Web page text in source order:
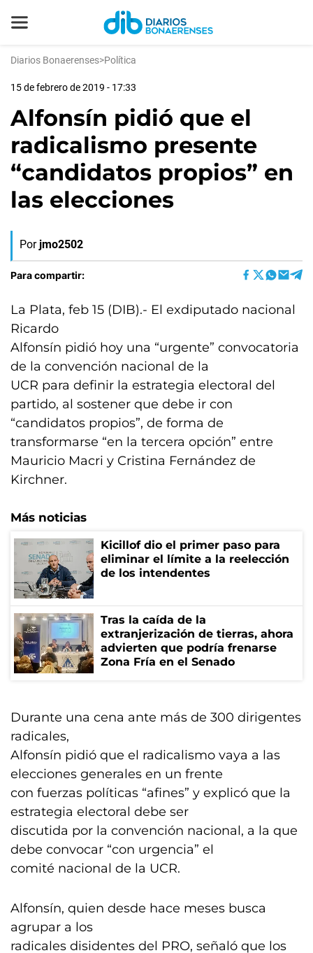
Diarios Bonaerenses>Política
15 de febrero de 2019 - 17:33
Alfonsín pidió que el
radicalismo presente
“candidatos propios” en
las elecciones
Por jmo2502
Para compartir:
La Plata, feb 15 (DIB).- El exdiputado nacional
Ricardo
Alfonsín pidió hoy una “urgente” convocatoria
de la convención nacional de la
UCR para definir la estrategia electoral del
partido, al sostener que debe ir con
“candidatos propios”, de forma de
transformarse “en la tercera opción” entre
Mauricio Macri y Cristina Fernández de
Kirchner.
Más noticias
Kicillof dio el primer paso para
eliminar el límite a la reelección
de los intendentes
Tras la caída de la
extranjerización de tierras, ahora
advierten que podría frenarse
Zona Fría en el Senado
Durante una cena ante más de 300 dirigentes
radicales,
Alfonsín pidió que el radicalismo vaya a las
elecciones generales en un frente
con fuerzas políticas “afines” y explicó que la
estrategia electoral debe ser
discutida por la convención nacional, a la que
debe convocar “con urgencia” el
comité nacional de la UCR.
Alfonsín, quien desde hace meses busca
agrupar a los
radicales disidentes del PRO, señaló que los